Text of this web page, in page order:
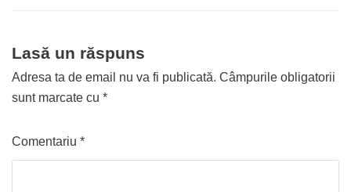
Lasă un răspuns
Adresa ta de email nu va fi publicată. Câmpurile obligatorii
sunt marcate cu *
Comentariu *